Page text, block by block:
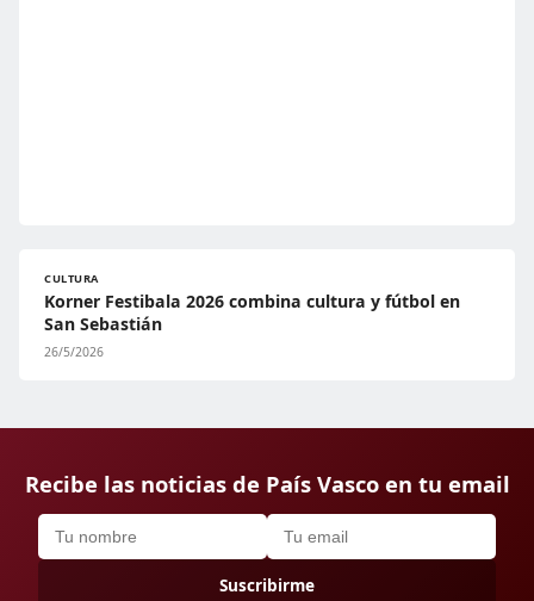
CULTURA
Korner Festibala 2026 combina cultura y fútbol en
San Sebastián
26/5/2026
Recibe las noticias de País Vasco en tu email
Suscribirme